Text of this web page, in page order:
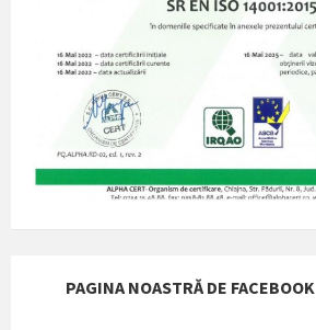
PAGINA NOASTRĂ DE FACEBOOK